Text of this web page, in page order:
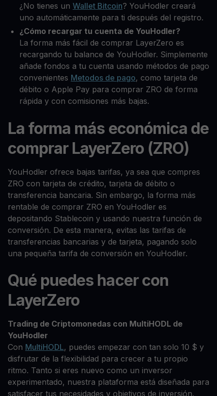
¿No tienes un Wallet Bitcoin? YouHodler creará
uno automáticamente para ti después del registro.
¿Cómo recargar tu cuenta de YouHodler?
La forma más fácil de comprar LayerZero es
recargando tu balance de YouHodler. Simplemente
añade fondos a tu cuenta usando métodos de pago
convenientes Metodos de pago, como tarjeta de
débito o Apple Pay para comprar ZRO de forma
rápida y con comisiones más bajas.
La forma más económica de
comprar LayerZero (ZRO)
YouHodler ofrece bajas tarifas, ya sea que compres
ZRO con tarjeta de crédito, tarjeta de débito o
transferencia bancaria. Sin embargo, la forma más
rentable de comprar ZRO en YouHodler es
depositando Stablecoin y usando nuestra función de
conversión. De esta manera, evitas las tarifas de
transferencias bancarias y de tarjeta, pagando solo
una pequeña tarifa de conversión en YouHodler.
Qué puedes hacer con
LayerZero
Trading de Criptomonedas con MultiHODL de
YouHodler
Con MultiHODL, puedes empezar con tan solo 10 $ y
disfrutar de la flexibilidad para crecer a tu propio
ritmo. Tanto si eres nuevo como un inversor
experimentado, nuestra plataforma está diseñada para
satisfacer tus necesidades y objetivos de inversión.